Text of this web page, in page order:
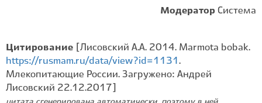
Модератор Система
Цитирование
[Лисовский А.А. 2014. Marmota bobak.
https://rusmam.ru/data/view?id=1131 .
Млекопитающие России. Загружено: Андрей
Лисовский 22.12.2017]